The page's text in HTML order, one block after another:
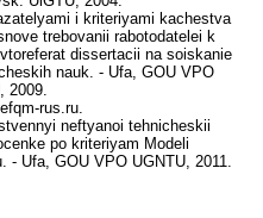
i kriteriyami kachestva
trebovanii rabotodatelei k
dissertacii na soiskanie
nauk. - Ufa, GOU VPO
2009.
rus.ru.
neftyanoi tehnicheskii
po kriteriyam Modeli
Ufa, GOU VPO UGNTU, 2011.